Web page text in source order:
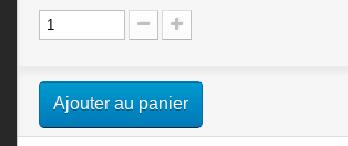
Ajouter au panier